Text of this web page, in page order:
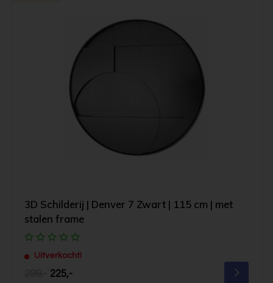
3D Schilderij | Denver 7 Zwart | 115 cm | met
stalen frame
Uitverkocht!
225,-